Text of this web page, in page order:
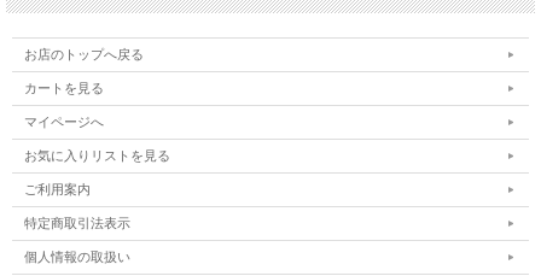
お店のトップへ戻る
カートを見る
マイページへ
お気に入りリストを見る
ご利用案内
特定商取引法表示
個人情報の取扱い